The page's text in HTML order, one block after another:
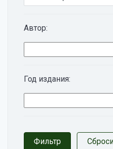
Автор:
Год издания: